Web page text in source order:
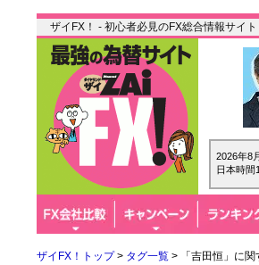
ザイFX！ - 初心者必見のFX総合情報サイト
2026年8
日本時間
ザイFX！トップ> タグ一覧 > 「吉田恒」に関